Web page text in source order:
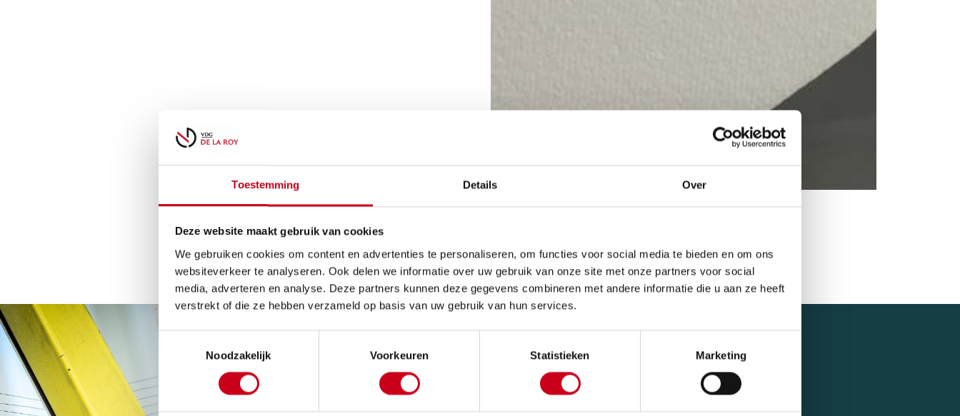
Toestemming Details Over
Deze website maakt gebruik van cookies
We gebruiken cookies om content en advertenties te personaliseren, om functies voor social media te bieden en om ons
websiteverkeer te analyseren. Ook delen we informatie over uw gebruik van onze site met onze partners voor social
media, adverteren en analyse. Deze partners kunnen deze gegevens combineren met andere informatie die u aan ze heeft
verstrekt of die ze hebben verzameld op basis van uw gebruik van hun services.
Noodzakelijk
Voorkeuren Statistieken Marketing